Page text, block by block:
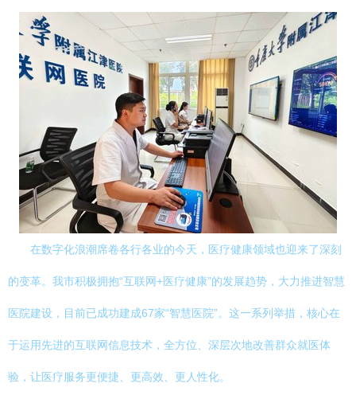
在数字化浪潮席卷各行各业的今天，医疗健康领域也迎来了深刻
的变革。我市积极拥抱“互联网+医疗健康”的发展趋势，大力推进智慧
医院建设，目前已成功建成67家“智慧医院”。这一系列举措，核心在
于运用先进的互联网信息技术，全方位、深层次地改善群众就医体
验，让医疗服务更便捷、更高效、更人性化。